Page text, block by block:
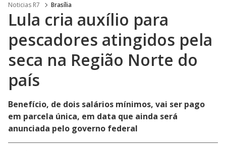
Noticias R7 Brasília
Lula cria auxílio para
pescadores atingidos pela
seca na Região Norte do
país
Benefício, de dois salários mínimos, vai ser pago
em parcela única, em data que ainda será
anunciada pelo governo federal